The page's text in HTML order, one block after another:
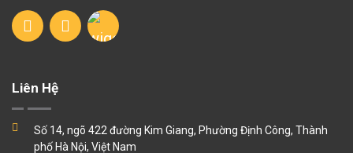
Liên Hệ
Số 14, ngõ 422 đường Kim Giang, Phường Định Công, Thành
phố Hà Nội, Việt Nam